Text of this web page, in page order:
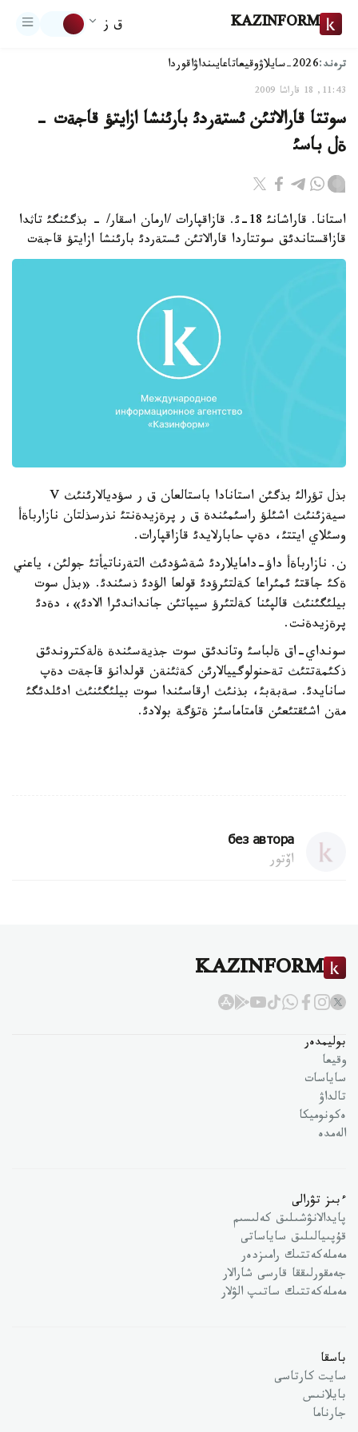
KAZINFORM ق ز
ترەند:2026-سايلاۋ وقيعاتاعايىنداۋاقوردا
11:43, 18 قاراشا 2009
سوتتا قارالاتئن ئستةردئ بارئنشا ازايتؤ قاجةت -
ةل باسئ
استانا. قاراشانئ 18-ئ. قازاقپارات /ارمان اسقار/ - بذگئنگئ تاثدا
قازاقستاندئق سوتتاردا قارالاتئن ئستةردئ بارئنشا ازايتؤ قاجةت
بذل تؤرالئ بذگئن استانادا باستالعان ق ر سؤديالارئنئث V
سيةزئنئث اشئلؤ راسئمئندة ق ر پرةزيدةنتئ نذرسذلتان نازارباةأ
وسئلاي ايتتئ، دةپ حابارلايدئ قازاقپارات.
ن. نازارباةأ داؤ-دامايلاردئ شةشؤدئث التةرناتيأتئ جولئن، ياعني
ةكئ جاقتئ ئمئراعا كةلتئرؤدئ قولعا الؤدئ ذسئندئ. «بذل سوت
بيلئگئنئث قالپئنا كةلتئرؤ سيپاتئن جانداندئرا الادئ»، دةدئ
پرةزيدةنت.
سونداي-اق ةلباسئ وتاندئق سوت جذيةسئندة ةلةكتروندئق
ذكئمةتتئث تةحنولوگييالارئن كةثئنةن قولدانؤ قاجةت دةپ
سانايدئ. سةبةبئ، بذنئث ارقاسئندا سوت بيلئگئنئث ادئلدئگئ
مةن اشئقتئعئن قامتاماسئز ةتؤگة بولادئ.
без автора
اۆتور
KAZINFORM
بوليمدەر
وقيعا
ساياسات
تالداۋ
ەكونوميكا
الەمدە
ءبىز تۋرالى
پايدالانۋشىلىق كەلىسىم
قۇپىيالىلىق ساياساتى
مەملەكەتتىك رامىزدەر
جەمقورلىققا قارسى شارالار
مەملەكەتتىك ساتىپ الۋلار
باسقا
سايت كارتاسى
بايلانىس
جارناما